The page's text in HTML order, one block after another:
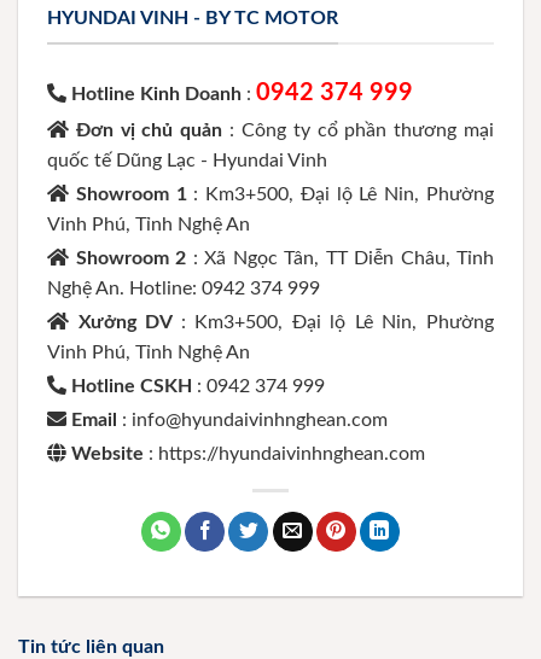
HYUNDAI VINH - BY TC MOTOR
Hotline Kinh Doanh : 0942 374 999
Đơn vị chủ quản : Công ty cổ phần thương mại
quốc tế Dũng Lạc - Hyundai Vinh
Showroom 1 : Km3+500, Đại lộ Lê Nin, Phường
Vinh Phú, Tỉnh Nghệ An
Showroom 2 : Xã Ngọc Tân, TT Diễn Châu, Tỉnh
Nghệ An. Hotline: 0942 374 999
Xưởng DV : Km3+500, Đại lộ Lê Nin, Phường
Vinh Phú, Tỉnh Nghệ An
Hotline CSKH : 0942 374 999
Email : info@hyundaivinhnghean.com
Website : https://hyundaivinhnghean.com
Tin tức liên quan